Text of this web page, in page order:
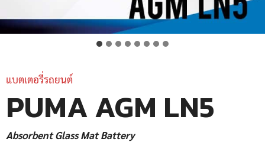
แบตเตอรี่รถยนต์
PUMA AGM LN5
Absorbent Glass Mat Battery